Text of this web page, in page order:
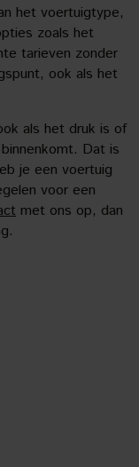
het voertuigtype,
zoals het
tarieven zonder
ook als het
als het druk is of
Dat is
je een voertuig
voor een
met ons op, dan